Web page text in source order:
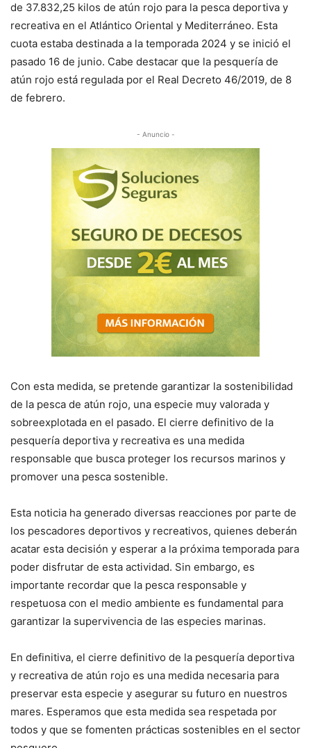
de 37.832,25 kilos de atún rojo para la pesca deportiva y
recreativa en el Atlántico Oriental y Mediterráneo. Esta
cuota estaba destinada a la temporada 2024 y se inició el
pasado 16 de junio. Cabe destacar que la pesquería de
atún rojo está regulada por el Real Decreto 46/2019, de 8
de febrero.
- Anuncio -
Con esta medida, se pretende garantizar la sostenibilidad
de la pesca de atún rojo, una especie muy valorada y
sobreexplotada en el pasado. El cierre definitivo de la
pesquería deportiva y recreativa es una medida
responsable que busca proteger los recursos marinos y
promover una pesca sostenible.
Esta noticia ha generado diversas reacciones por parte de
los pescadores deportivos y recreativos, quienes deberán
acatar esta decisión y esperar a la próxima temporada para
poder disfrutar de esta actividad. Sin embargo, es
importante recordar que la pesca responsable y
respetuosa con el medio ambiente es fundamental para
garantizar la supervivencia de las especies marinas.
En definitiva, el cierre definitivo de la pesquería deportiva
y recreativa de atún rojo es una medida necesaria para
preservar esta especie y asegurar su futuro en nuestros
mares. Esperamos que esta medida sea respetada por
todos y que se fomenten prácticas sostenibles en el sector